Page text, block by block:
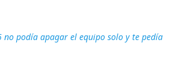
no podía apagar el equipo solo y te pedía